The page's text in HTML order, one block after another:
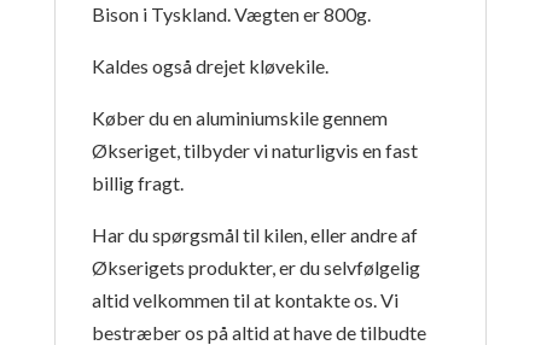
Bison i Tyskland. Vægten er 800g.
Kaldes også drejet kløvekile.
Køber du en aluminiumskile gennem
Økseriget, tilbyder vi naturligvis en fast
billig fragt.
Har du spørgsmål til kilen, eller andre af
Økserigets produkter, er du selvfølgelig
altid velkommen til at kontakte os. Vi
bestræber os på altid at have de tilbudte